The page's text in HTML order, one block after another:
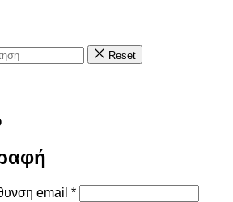
Reset
email *